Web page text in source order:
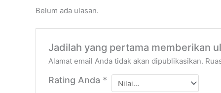
Belum ada ulasan.
Jadilah yang pertama memberikan
Alamat email Anda tidak akan dipublikasikan.
Rating Anda *